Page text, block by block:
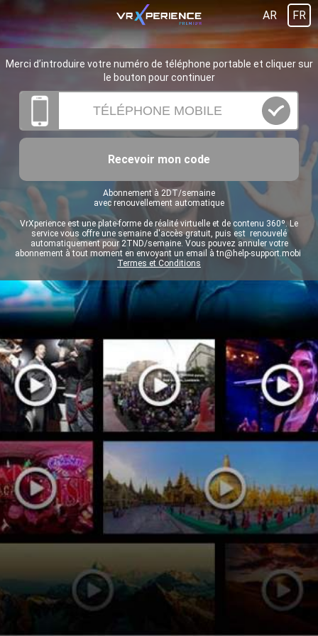
AR FR
Merci d’introduire votre numéro de téléphone portable et cliquer sur
le bouton pour continuer
Recevoir mon code
Abonnement à 2DT/semaine
avec renouvellement automatique
VrXperience est une plate-forme de réalité virtuelle et de contenu 360º. Le
service vous offre une semaine d'accès gratuit, puis est renouvelé
automatiquement pour 2TND/semaine. Vous pouvez annuler votre
abonnement à tout moment en envoyant un email àtn@help-support.mobi
Termes et Conditions